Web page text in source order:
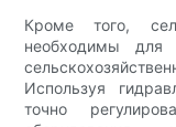
Кроме того,
необходимы для
Используя
точно